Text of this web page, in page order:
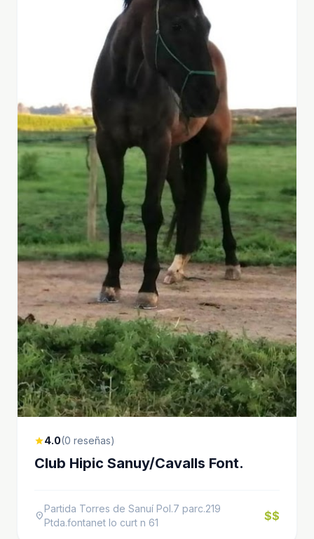
star4.0(0 reseñas)
Club Hipic Sanuy/Cavalls Font.
location_on
Partida Torres de Sanuí Pol.7 parc.219
Ptda.fontanet lo curt n 61
$$